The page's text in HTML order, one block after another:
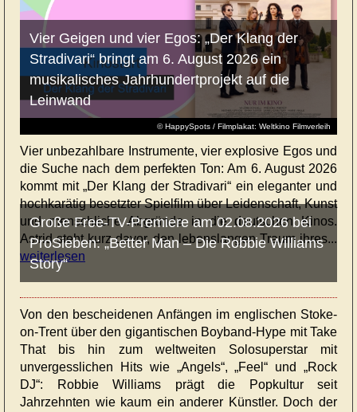
© HappySpots / Filmplakat: Weltkino Filmverleih
Vier Geigen und vier Egos: „Der Klang der
Stradivari“ bringt am 6. August 2026 ein
musikalisches Jahrhundertprojekt auf die
Leinwand
Vier unbezahlbare Instrumente, vier explosive Egos und
die Suche nach dem perfekten Ton: Am 6. August 2026
kommt mit „Der Klang der Stradivari“ ein eleganter und
hochkarätig besetzter Spielfilm über Leidenschaft, Kunst
und menschliche Abgründe in die deutschen Kinos.
Astrid steht kurz davor, den lebenslangen Traum ihres...
weiterlesen
Große Free-TV-Premiere am 02.08.2026 bei
ProSieben: „Better Man – Die Robbie Williams
Story“
Von den bescheidenen Anfängen im englischen Stoke-
on-Trent über den gigantischen Boyband-Hype mit Take
That bis hin zum weltweiten Solosuperstar mit
unvergesslichen Hits wie „Angels“, „Feel“ und „Rock
DJ“: Robbie Williams prägt die Popkultur seit
Jahrzehnten wie kaum ein anderer Künstler. Doch der